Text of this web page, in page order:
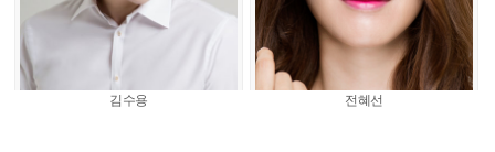
김수용 전혜선